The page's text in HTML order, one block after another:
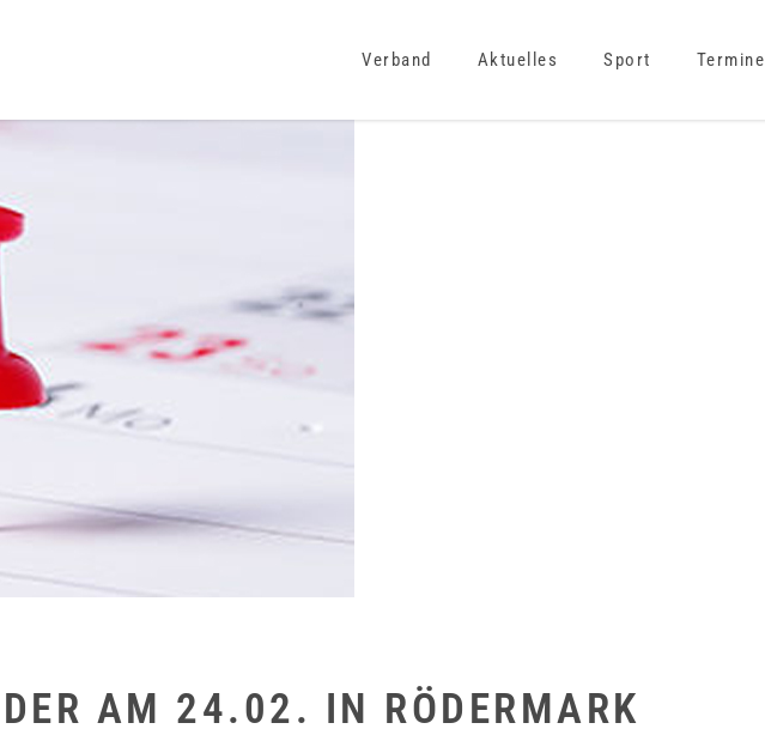
Verband Aktuelles Sport Termine
AM 24.02. IN RÖDERMARK